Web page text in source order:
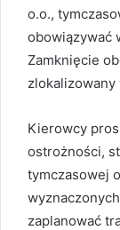
o.o.,
obowiązywać
Zamknięcie
zlokalizowany
Kierowcy
ostrożności,
tymczasowej
zaplanować